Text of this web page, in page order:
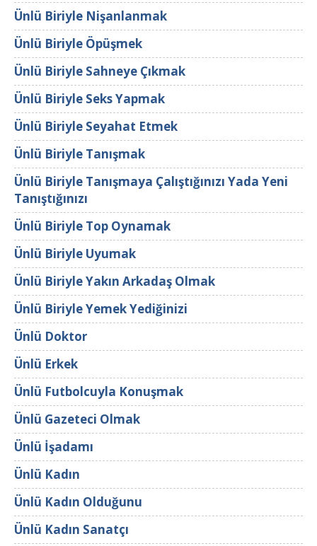
Ünlü Biriyle Nişanlanmak
Ünlü Biriyle Öpüşmek
Ünlü Biriyle Sahneye Çıkmak
Ünlü Biriyle Seks Yapmak
Ünlü Biriyle Seyahat Etmek
Ünlü Biriyle Tanışmak
Ünlü Biriyle Tanışmaya Çalıştığınızı Yada Yeni
Tanıştığınızı
Ünlü Biriyle Top Oynamak
Ünlü Biriyle Uyumak
Ünlü Biriyle Yakın Arkadaş Olmak
Ünlü Biriyle Yemek Yediğinizi
Ünlü Doktor
Ünlü Erkek
Ünlü Futbolcuyla Konuşmak
Ünlü Gazeteci Olmak
Ünlü İşadamı
Ünlü Kadın
Ünlü Kadın Olduğunu
Ünlü Kadın Sanatçı